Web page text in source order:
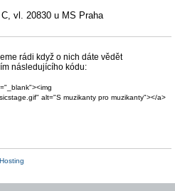
vl. 20830 u MS Praha
rádi když o nich dáte vědět
následujícího kódu:
alt="S muzikanty pro muzikanty"></a>